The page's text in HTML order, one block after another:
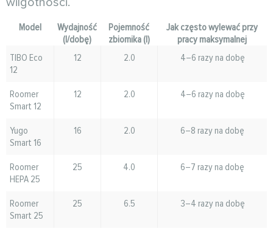
Model
Wydajność
(l/dobę)
Pojemność
zbiornika (l)
Jak często wylewać przy
pracy maksymalnej
TIBO Eco
12
12 2.0 4–6 razy na dobę
Roomer
Smart 12
12 2.0 4–6 razy na dobę
Yugo
Smart 16
16 2.0 6–8 razy na dobę
Roomer
HEPA 25
25 4.0 6–7 razy na dobę
Roomer
Smart 25
25 6.5 3–4 razy na dobę